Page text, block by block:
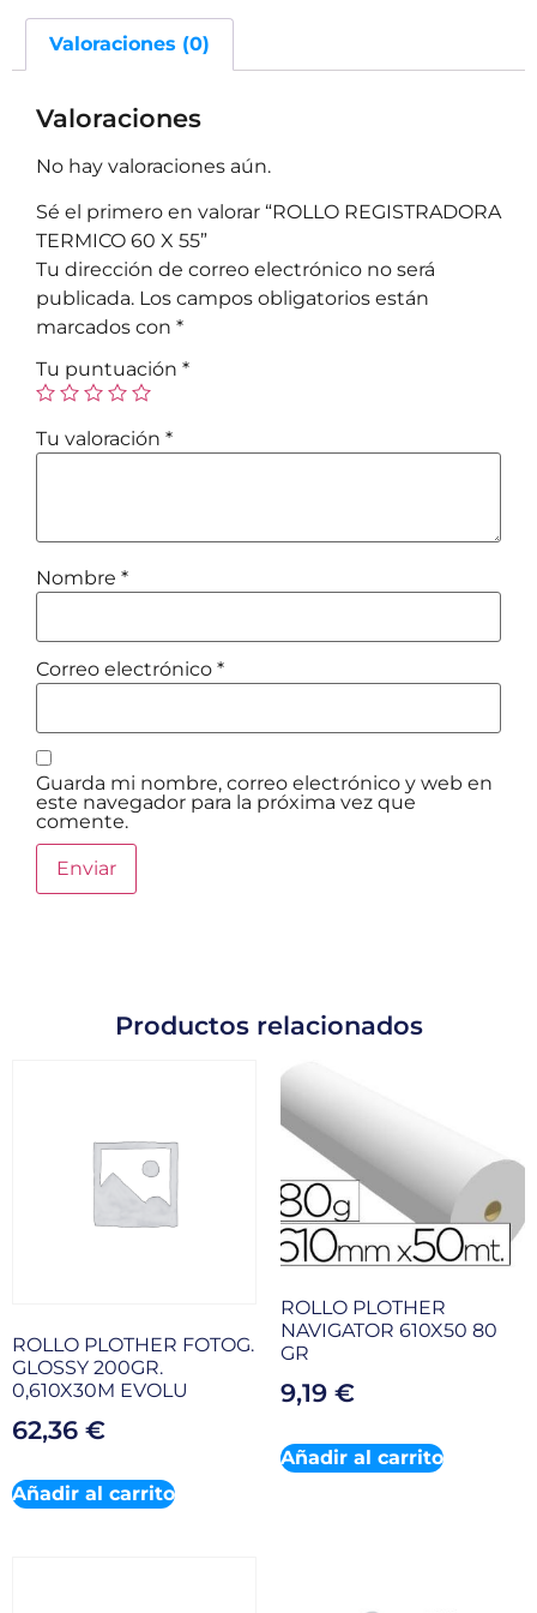
Valoraciones (0)
Valoraciones
No hay valoraciones aún.
Sé el primero en valorar “ROLLO REGISTRADORA
TERMICO 60 X 55”
Tu dirección de correo electrónico no será
publicada. Los campos obligatorios están
marcados con *
Tu puntuación *
Tu valoración *
Nombre *
Correo electrónico *
Guarda mi nombre, correo electrónico y web en
este navegador para la próxima vez que
comente.
Productos relacionados
ROLLO PLOTHER FOTOG.
GLOSSY 200GR.
0,610X30M EVOLU
62,36 €
Añadir al carrito
ROLLO PLOTHER
NAVIGATOR 610X50 80
GR
9,19 €
Añadir al carrito